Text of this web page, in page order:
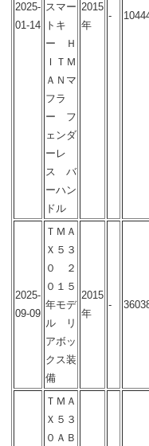
2025-
01-14
スマー
トキ
ー Ｈ
ＩＴＭ
ＡＮマ
フラ
ー フ
ェンダ
ーレ
ス バ
ーハン
ドル
2015
年
-
2025-
09-09
ＴＭＡ
Ｘ５３
０ ２
０１５
年モデ
ル リ
アボッ
クス装
備
2015
年
-
ＴＭＡ
Ｘ５３
０ＡＢ